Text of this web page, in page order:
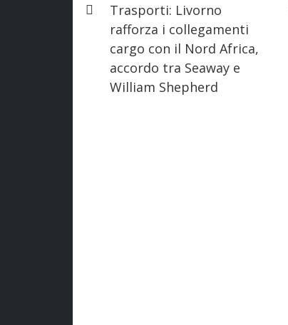
Trasporti: Livorno
rafforza i collegamenti
cargo con il Nord Africa,
accordo tra Seaway e
William Shepherd